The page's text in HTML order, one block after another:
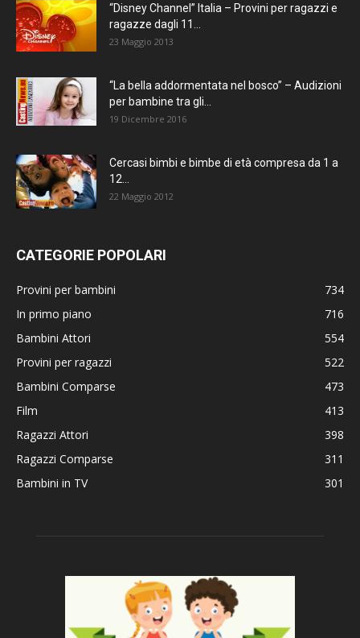
“Disney Channel” Italia – Provini per ragazzi e
ragazze dagli 11...
23 Maggio 2013
“La bella addormentata nel bosco” – Audizioni
per bambine tra gli...
19 Dicembre 2016
Cercasi bimbi e bimbe di età compresa da 1 a
12...
22 Maggio 2012
CATEGORIE POPOLARI
Provini per bambini
734
In primo piano
716
Bambini Attori
554
Provini per ragazzi
522
Bambini Comparse
473
Film
413
Ragazzi Attori
398
Ragazzi Comparse
311
Bambini in TV
301